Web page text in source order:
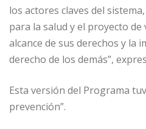
los actores claves del
para la salud y el proyecto
alcance de sus derechos y la
derecho de los demás”,
Esta versión del Programa
prevención”.